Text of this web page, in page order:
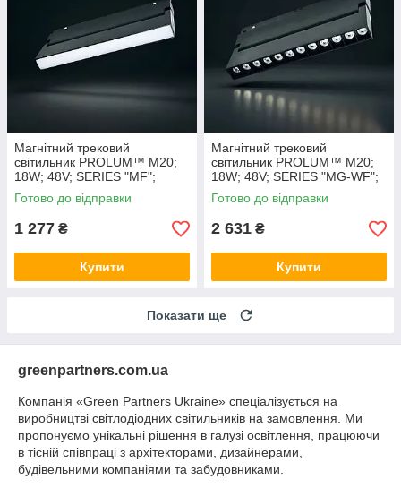
Магнітний трековий
світильник PROLUM™ M20;
18W; 48V; SERIES "MF";
Білий 4000K
Готово до відправки
1 277 ₴
Купити
Магнітний трековий
світильник PROLUM™ M20;
18W; 48V; SERIES "MG-WF";
Wi-Fi; SMART 3000K - 6000K
Готово до відправки
2 631 ₴
Купити
Показати ще
greenpartners.com.ua
Компанія «Green Partners Ukraine» спеціалізується на
виробництві світлодіодних світильників на замовлення. Ми
пропонуємо унікальні рішення в галузі освітлення, працюючи
в тісній співпраці з архітекторами, дизайнерами,
будівельними компаніями та забудовниками.